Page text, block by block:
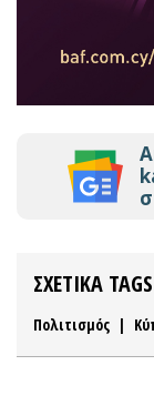
ΣΧΕΤΙΚΑ TAGS
Πολιτισμός |